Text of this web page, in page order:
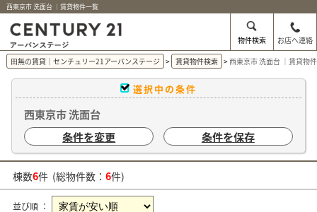
西東京市 洗面台 ｜賃貸物件一覧
物件検索
お店へ連絡
田無の賃貸｜センチュリー21アーバンステージ
賃貸物件検索 西東京市 洗面台 ｜賃貸物
選択中の条件
西東京市 洗面台
条件を変更
条件を保存
棟数6件 (総物件数： 6件)
並び順 ：